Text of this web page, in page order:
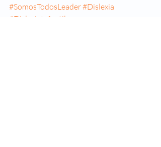
#SomosTodosLeader#Dislexia
#DislexiaInfantil